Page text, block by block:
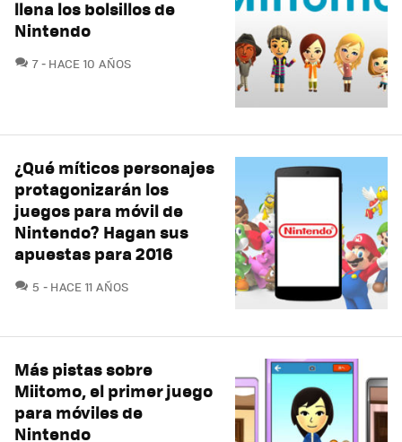
llena los bolsillos de
Nintendo
7COMENTARIOS
HACE 10 AÑOS
¿Qué míticos personajes
protagonizarán los
juegos para móvil de
Nintendo? Hagan sus
apuestas para 2016
5 COMENTARIOS
HACE 11 AÑOS
Más pistas sobre
Miitomo, el primer juego
para móviles de
Nintendo